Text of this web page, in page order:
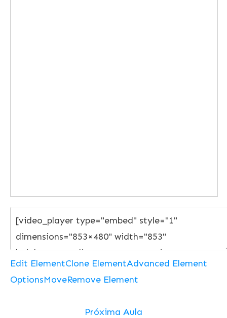
Edit ElementClone ElementAdvanced Element
OptionsMoveRemove Element
Próxima Aula